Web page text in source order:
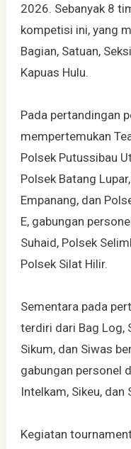
2026. Sebanyak 8
kompetisi ini, yang
Bagian, Satuan,
Kapuas Hulu.
Pada pertandingan
mempertemukan
Polsek Putussibau
Polsek Batang
Empanang, dan
E, gabungan
Suhaid, Polsek
Polsek Silat Hilir.
Sementara pada
terdiri dari Bag Log,
Sikum, dan Siwas
gabungan personel
Intelkam, Sikeu, dan
Kegiatan